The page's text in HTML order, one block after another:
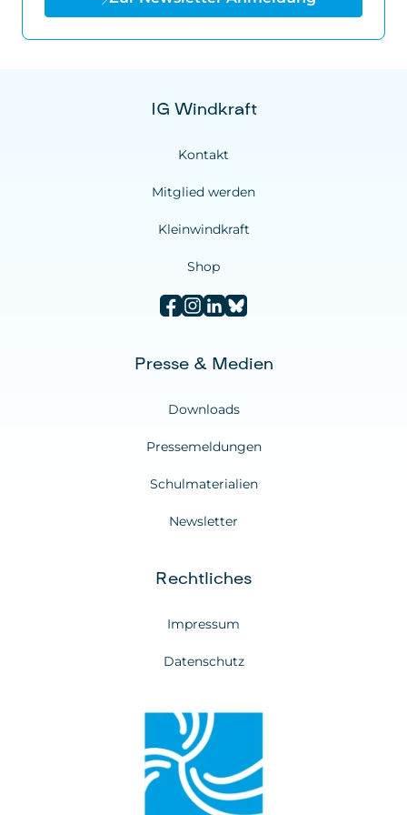
IG Windkraft
Kontakt
Mitglied werden
Kleinwindkraft
Shop
Presse & Medien
Downloads
Pressemeldungen
Schulmaterialien
Newsletter
Rechtliches
Impressum
Datenschutz